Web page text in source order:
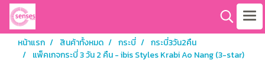
หน้าแรก สินค้าทั้งหมด กระบี่
กระบี่3วัน2คืน
แพ็คเกจกระบี่ 3 วัน 2 คืน - ibis Styles Krabi Ao Nang (3-star)